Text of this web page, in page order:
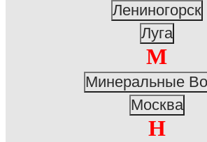
Лениногорск
Луга
М
Минеральные
Москва
Н